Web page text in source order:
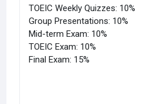
TOEIC Weekly Quizzes: 10%
Group Presentations: 10%
Mid-term Exam: 10%
TOEIC Exam: 10%
Final Exam: 15%